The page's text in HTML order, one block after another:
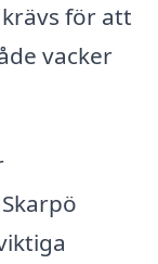
för att
vacker